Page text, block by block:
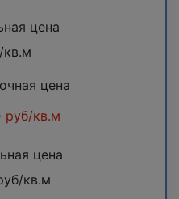
цена
кв.м
цена
руб/кв.м
цена
кв.м